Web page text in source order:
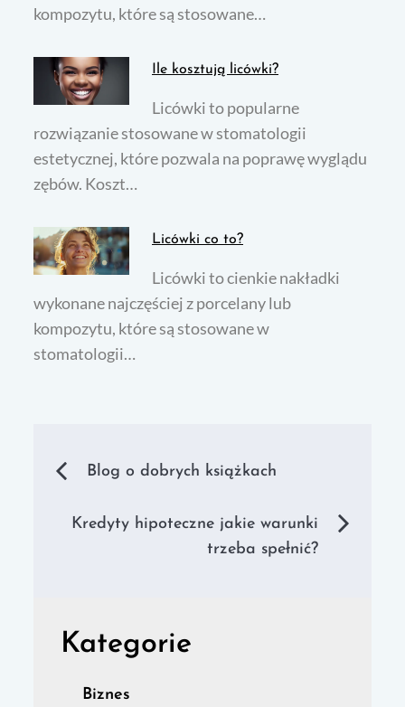
kompozytu, które są stosowane…
Ile kosztują licówki?
Licówki to popularne
rozwiązanie stosowane w stomatologii
estetycznej, które pozwala na poprawę wyglądu
zębów. Koszt…
Licówki co to?
Licówki to cienkie nakładki
wykonane najczęściej z porcelany lub
kompozytu, które są stosowane w
stomatologii…
Nawigacja
wpisu
Blog o dobrych książkach
Kredyty hipoteczne jakie warunki
trzeba spełnić?
Kategorie
Biznes